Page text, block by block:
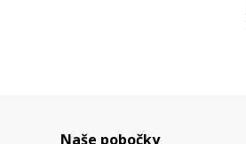
Naše pobočky